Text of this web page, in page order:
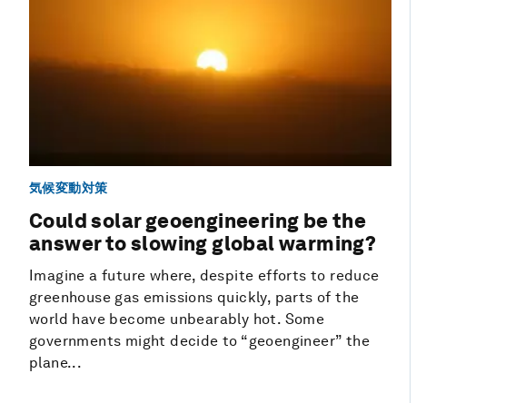
気候変動対策
Could solar geoengineering be the
answer to slowing global warming?
Imagine a future where, despite efforts to reduce
greenhouse gas emissions quickly, parts of the
world have become unbearably hot. Some
governments might decide to “geoengineer” the
plane...